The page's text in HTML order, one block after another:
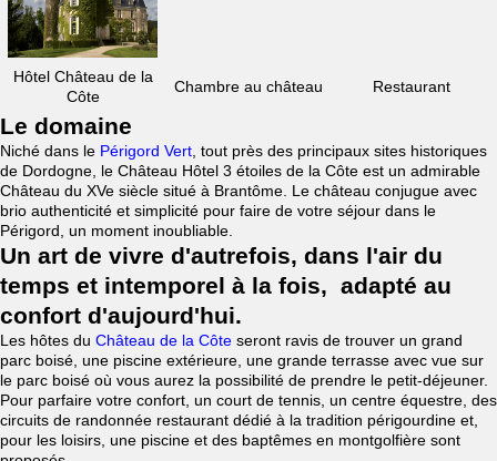
Hôtel Château de la
Côte
Chambre au château Restaurant
Le domaine
Niché dans le Périgord Vert , tout près des principaux sites historiques
de Dordogne, le Château Hôtel 3 étoiles de la Côte est un admirable
Château du XVe siècle situé à Brantôme. Le château conjugue avec
brio authenticité et simplicité pour faire de votre séjour dans le
Périgord, un moment inoubliable.
Un art de vivre d'autrefois, dans l'air du
temps et intemporel à la fois, adapté au
confort d'aujourd'hui.
Les hôtes du Château de la Côte seront ravis de trouver un grand
parc boisé, une piscine extérieure, une grande terrasse avec vue sur
le parc boisé où vous aurez la possibilité de prendre le petit-déjeuner.
Pour parfaire votre confort, un court de tennis, un centre équestre, des
circuits de randonnée restaurant dédié à la tradition périgourdine et,
pour les loisirs, une piscine et des baptêmes en montgolfière sont